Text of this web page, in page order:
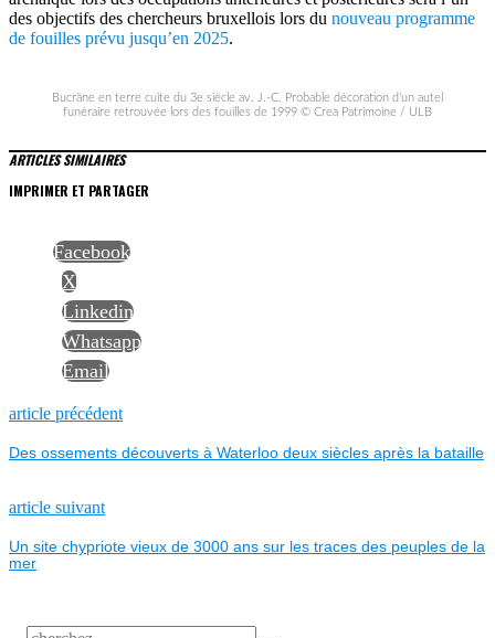
des objectifs des chercheurs bruxellois lors du nouveau programme
de fouilles prévu jusqu’en 2025.
Bucrâne en terre cuite du 3e siècle av. J.-C. Probable décoration d’un autel
funéraire retrouvée lors des fouilles de 1999 © Crea Patrimoine / ULB
ARTICLES SIMILAIRES
IMPRIMER ET PARTAGER
Facebook
X
Linkedin
Whatsapp
Email
NAVIGATION
DE
L’ARTICLE
article précédentPrevious
Des ossements découverts à Waterloo deux siècles après la bataille
article suivantNext
Un site chypriote vieux de 3000 ans sur les traces des peuples de la
mer